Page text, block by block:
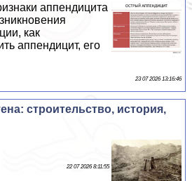
аппендицита
как
аппендицит, его
23 07 2026 13:16:46
строительство, история,
22 07 2026 8:11:55